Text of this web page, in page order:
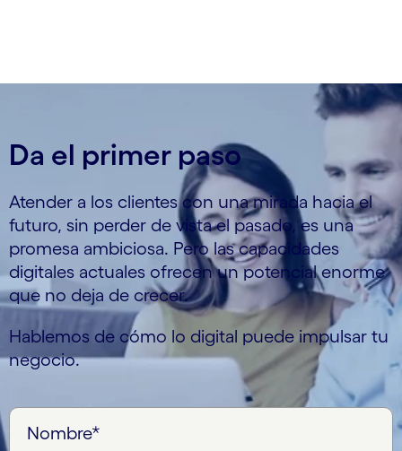
Da el primer paso
Atender a los clientes con una mirada hacia el
futuro, sin perder de vista el pasado, es una
promesa ambiciosa. Pero las capacidades
digitales actuales ofrecen un potencial enorme
que no deja de crecer.
Hablemos de cómo lo digital puede impulsar tu
negocio.
Nombre*